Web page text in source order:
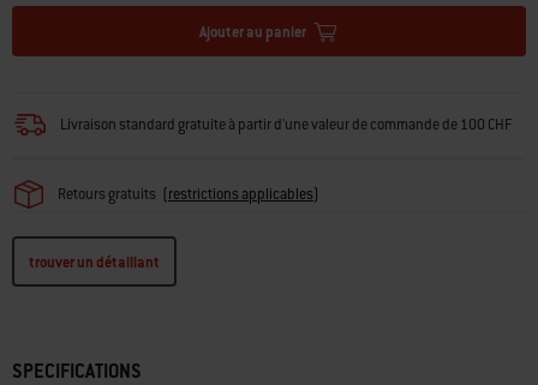
Ajouter au panier
Livraison standard gratuite à partir d'une valeur de commande de 100 CHF
Retours gratuits (restrictions applicables)
trouver un détaillant
SPECIFICATIONS